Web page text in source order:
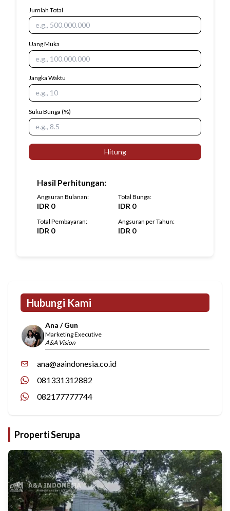
Jumlah Total
Uang Muka
Jangka Waktu
Suku Bunga (%)
Hitung
Hasil Perhitungan:
Angsuran Bulanan:
IDR 0
Total Bunga:
IDR 0
Total Pembayaran:
IDR 0
Angsuran per Tahun:
IDR 0
Hubungi Kami
Ana / Gun
Marketing Executive
A&A Vision
ana@aaindonesia.co.id
081331312882
082177777744
Properti Serupa